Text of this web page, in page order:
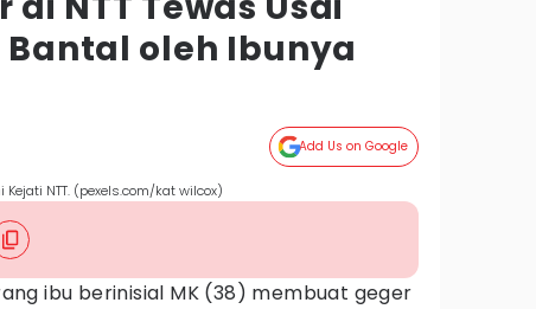
oleh Ibunya
Add Us on Google
NTT. (pexels.com/kat wilcox)
ibu berinisial MK (38) membuat geger